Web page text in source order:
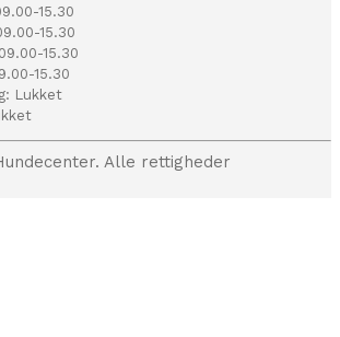
15.30
15.30
15.30
15.30
Lukket
Alle rettigheder